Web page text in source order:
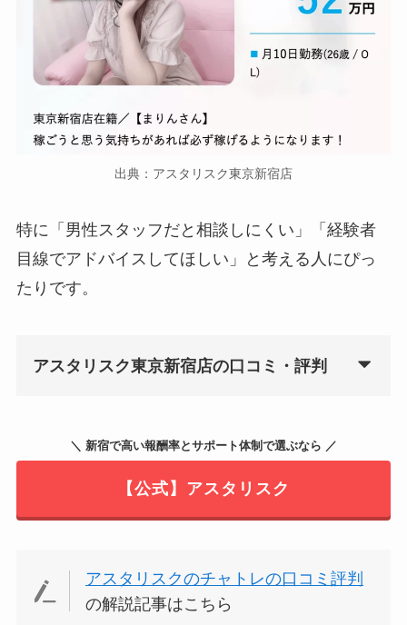
出典：アスタリスク東京新宿店
特に「男性スタッフだと相談しにくい」「経験者
目線でアドバイスしてほしい」と考える人にぴっ
たりです。
アスタリスク東京新宿店の口コミ・評判
＼ 新宿で高い報酬率とサポート体制で選ぶなら ／
【公式】アスタリスク
アスタリスクのチャトレの口コミ評判
の解説記事はこちら